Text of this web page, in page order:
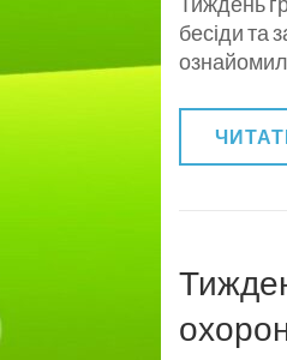
бесіди та